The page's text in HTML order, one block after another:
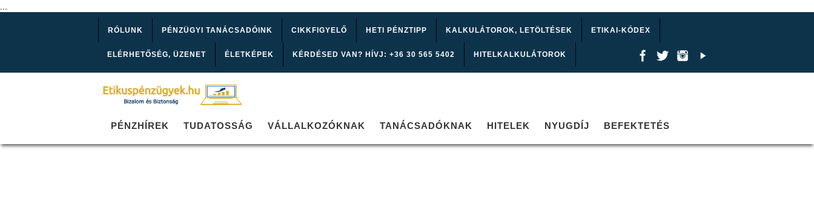
...
RÓLUNK PÉNZÜGYI TANÁCSADÓINK CIKKFIGYELŐ HETI PÉNZTIPP KALKULÁTOROK, LETÖLTÉSEK ETIKAI-KÓDEX
ELÉRHETŐSÉG, ÜZENET ÉLETKÉPEK KÉRDÉSED VAN? HÍVJ: +36 30 565 5402 HITELKALKULÁTOROK
PÉNZHÍREK TUDATOSSÁG VÁLLALKOZÓKNAK TANÁCSADÓKNAK HITELEK NYUGDÍJ BEFEKTETÉS